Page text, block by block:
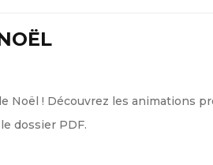
Noël ! Découvrez les animations
dossier PDF.